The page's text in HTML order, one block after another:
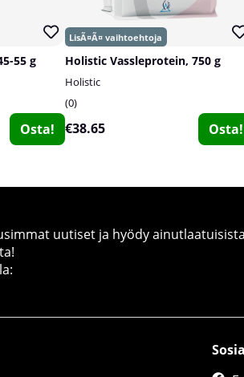
55 g
Osta!
Holistic Vassleprotein, 750 g
Holistic
0
€38.65 Osta!
uutiset ja hyödy